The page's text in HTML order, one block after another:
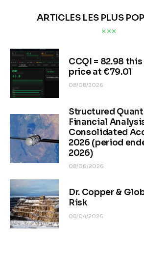
ARTICLES LES PLUS
CCQI = 82.98
price at €79.01
08/08/2026
Structured
Financial
Consolidated
2026 (period
2026)
08/06/2026
Dr. Copper &
Risk
08/04/2026